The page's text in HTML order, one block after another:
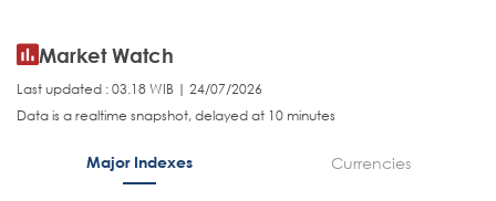
Market Watch
Last updated : 03.18 WIB | 24/07/2026
Data is a realtime snapshot, delayed at 10 minutes
Major Indexes Currencies